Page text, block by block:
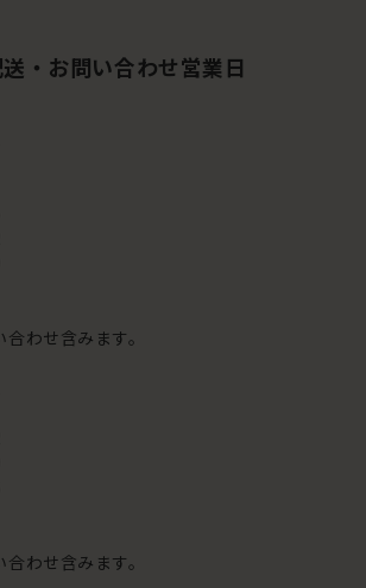
・お問い合わせ営業日
わせ含みます。
わせ含みます。